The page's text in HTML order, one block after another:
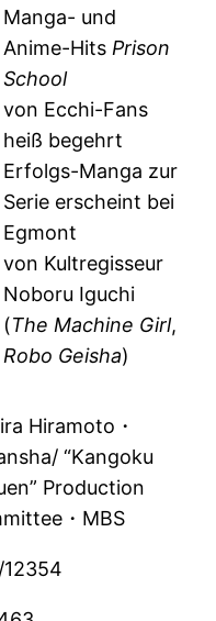
Manga- und
Anime-HitsPrison
School
von Ecchi-Fans
heiß begehrt
Erfolgs-Manga zur
Serie erscheint bei
Egmont
von Kultregisseur
Noboru Iguchi
(The Machine Girl,
Robo Geisha)
Hiramoto・
“Kangoku
Production
・MBS